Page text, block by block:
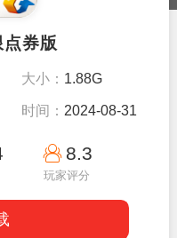
券版
大小： 1.88G
时间： 2024-08-31
19:33:43
8.3
玩家评分